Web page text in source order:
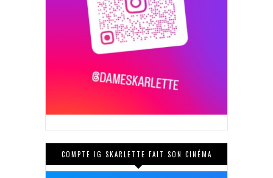
COMPTE IG SKARLETTE FAIT SON CINÉMA